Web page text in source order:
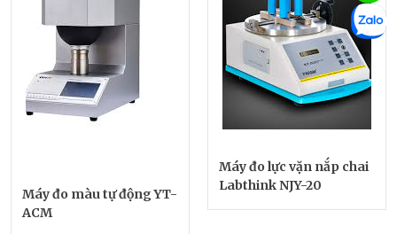
Máy đo màu tự động YT-
ACM
Máy đo lực vặn nắp chai
Labthink NJY-20